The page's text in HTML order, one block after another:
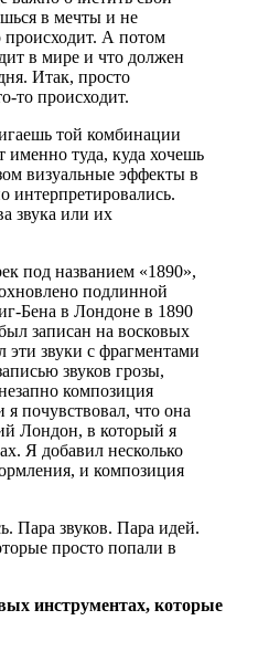
в мечты и не
происходит. А потом
в мире и что должен
Итак, просто
то происходит.
той комбинации
именно туда, куда хочешь
визуальные эффекты в
интерпретировались.
звука или их
под названием «1890»,
подлинной
Бена в Лондоне в 1890
записан на восковых
звуки с фрагментами
звуков грозы,
композиция
я почувствовал, что она
Лондон, в который я
Я добавил несколько
и композиция
Пара звуков. Пара идей.
просто попали в
инструментах, которые